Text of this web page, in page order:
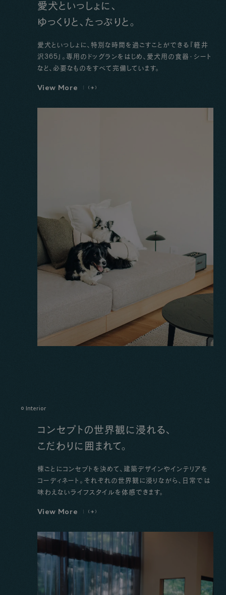
愛犬といっしょに、
ゆっくりと、たっぷりと。
愛犬といっしょに、特別な時間を過ごすことができる『軽井
沢365』。専用のドッグランをはじめ、愛犬用の食器・シート
など、必要なものをすべて完備しています。
View More
Interior
コンセプトの世界観に浸れる、
こだわりに囲まれて。
棟ごとにコンセプトを決めて、建築デザインやインテリアを
コーディネート。それぞれの世界観に浸りながら、日常では
味わえないライフスタイルを体感できます。
View More